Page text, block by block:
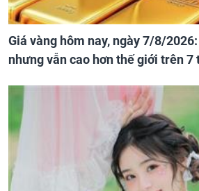
Giá vàng hôm nay, ngày 7/8/
nhưng vẫn cao hơn thế giới trên 7